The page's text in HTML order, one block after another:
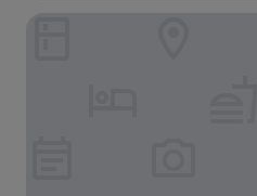
Bewertungen)